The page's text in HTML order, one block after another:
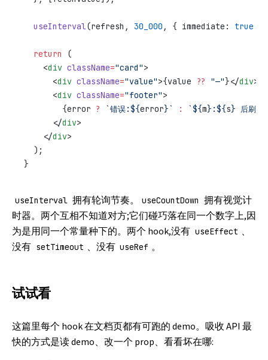
  useInterval
(refresh, 30_000 , { immediate: true
  return
(
    <
div className="card">
      <
div className="value">{value ?? "—"}</div>
      <
div className="footer">
        {error
? `错误:${error}` : `${m}:${s} 后刷新`
      </
div>
    </
div>
  );
}
useInterval 拥有轮询节奏。 useCountDown 拥有视觉计
时器。两个互相不知道对方;它们碰巧落在同一个数字上,因
为是用同一个常量种下的。两个 hook,没有 useEffect 、
没有 setTimeout 、没有 useRef 。
试试看
这篇里每个 hook 在文档页都有可跑的 demo。吸收 API 最
快的方式是读 demo、改一个 prop、看看坏在哪: